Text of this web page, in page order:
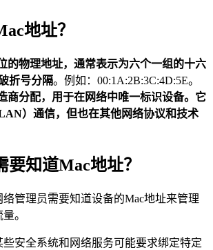
地址？
的物理地址，通常表示为六个一组的十六
折号分隔。例如：00:1A:2B:3C:4D:5E。
商分配，用于在网络中唯一标识设备。它
）通信，但也在其他网络协议和技术
要知道Mac地址？
络管理员需要知道设备的Mac地址来管理
。
安全系统和网络服务可能要求绑定特定